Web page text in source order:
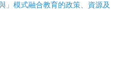
」模式融合教育的政策、資源及